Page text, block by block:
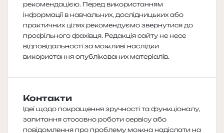
рекомендацією. Перед використанням
інформації в навчальних, дослідницьких або
практичних цілях рекомендуємо звернутися до
профільного фахівця. Редакція сайту не несе
відповідальності за можливі наслідки
використання опублікованих матеріалів.
Контакти
Ідеї щодо покращення зручності та функціоналу,
запитання стосовно роботи сервісу або
повідомлення про проблему можна надіслати на